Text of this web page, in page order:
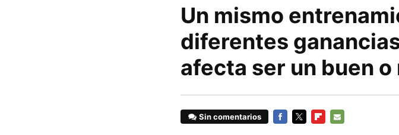
Un mismo
diferentes
afecta ser un buen
Sin comentarios